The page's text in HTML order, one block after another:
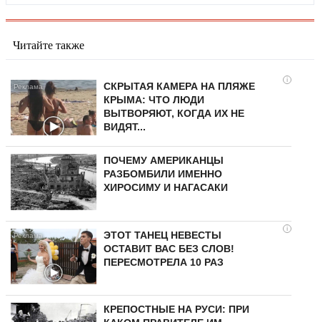
Читайте также
i
СКРЫТАЯ КАМЕРА НА ПЛЯЖЕ
КРЫМА: ЧТО ЛЮДИ
ВЫТВОРЯЮТ, КОГДА ИХ НЕ
ВИДЯТ...
ПОЧЕМУ АМЕРИКАНЦЫ
РАЗБОМБИЛИ ИМЕННО
ХИРОСИМУ И НАГАСАКИ
i
ЭТОТ ТАНЕЦ НЕВЕСТЫ
ОСТАВИТ ВАС БЕЗ СЛОВ!
ПЕРЕСМОТРЕЛА 10 РАЗ
КРЕПОСТНЫЕ НА РУСИ: ПРИ